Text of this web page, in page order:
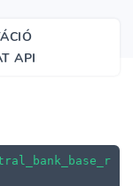
API